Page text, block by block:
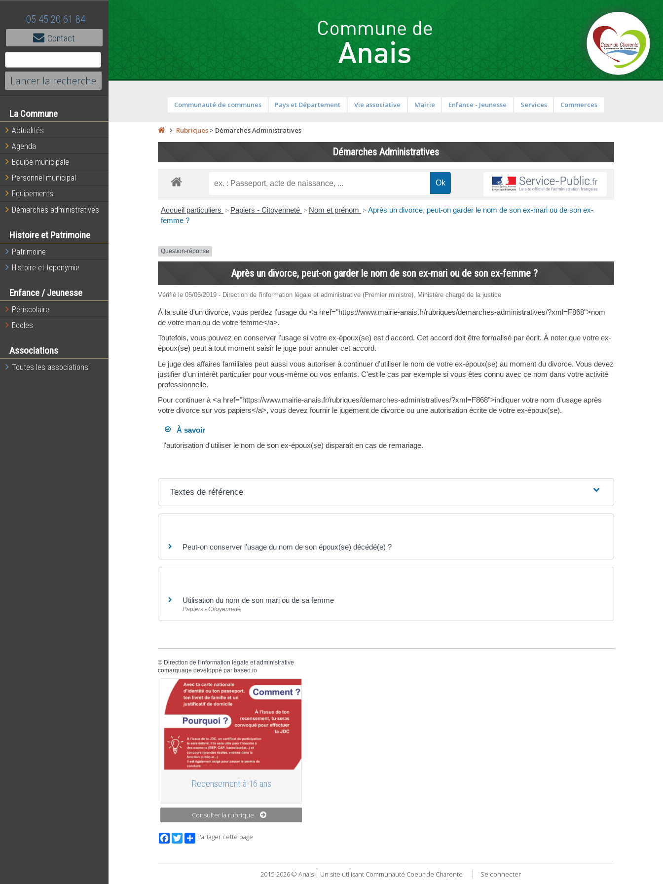
05 45 20 61 84
Contact
La Commune
Actualités
Agenda
Equipe municipale
Personnel municipal
Equipements
Démarches administratives
Histoire et Patrimoine
Patrimoine
Histoire et toponymie
Enfance / Jeunesse
Périscolaire
Ecoles
Associations
Toutes les associations
Communauté de communes Pays et Département Vie associative Mairie Enfance - Jeunesse Services Commerces
Rubriques> Démarches Administratives
Démarches Administratives
Accueil particuliers > Papiers - Citoyenneté > Nom et prénom > Après un divorce, peut-on garder le nom de son ex-mari ou de son ex-
femme ?
Question-réponse
Après un divorce, peut-on garder le nom de son ex-mari ou de son ex-femme ?
Vérifié le 05/06/2019 - Direction de l'information légale et administrative (Premier ministre), Ministère chargé de la justice
À la suite d'un divorce, vous perdez l'usage du <a href="https://www.mairie-anais.fr/rubriques/demarches-administratives/?xml=F868">nom
de votre mari ou de votre femme</a>.
Toutefois, vous pouvez en conserver l'usage si votre ex-époux(se) est d'accord. Cet accord doit être formalisé par écrit. À noter que votre ex-
époux(se) peut à tout moment saisir le juge pour annuler cet accord.
Le juge des affaires familiales peut aussi vous autoriser à continuer d'utiliser le nom de votre ex-époux(se) au moment du divorce. Vous devez
justifier d'un intérêt particulier pour vous-même ou vos enfants. C'est le cas par exemple si vous êtes connu avec ce nom dans votre activité
professionnelle.
Pour continuer à <a href="https://www.mairie-anais.fr/rubriques/demarches-administratives/?xml=F868">indiquer votre nom d'usage après
votre divorce sur vos papiers</a>, vous devez fournir le jugement de divorce ou une autorisation écrite de votre ex-époux(se).
À savoir
l'autorisation d'utiliser le nom de son ex-époux(se) disparaît en cas de remariage.
Textes de référence
Peut-on conserver l'usage du nom de son époux(se) décédé(e) ?
Utilisation du nom de son mari ou de sa femme
Papiers - Citoyenneté
© Direction de l'information légale et administrative
comarquage developpé par baseo.io
Recensement à 16 ans
Consulter la rubrique
Facebook
TwitterPartager cette page
2015-2026 © Anais | Un site utilisant Communauté Coeur de Charente Se connecter